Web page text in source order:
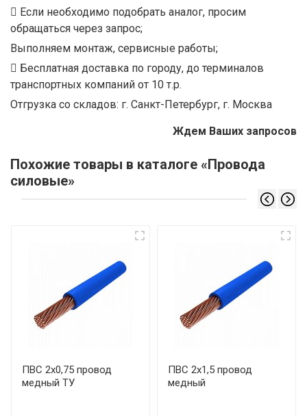
Если необходимо подобрать аналог, просим
обращаться через запрос;
Выполняем монтаж, сервисные работы;
Бесплатная доставка по городу, до терминалов
транспортных компаний от 10 т.р.
Отгрузка со складов: г. Санкт-Петербург, г. Москва
Ждем Ваших запросов
Похожие товары в каталоге «Провода
силовые»
ПВС 2х0,75 провод
медный ТУ
ПВС 2х1,5 провод
медный